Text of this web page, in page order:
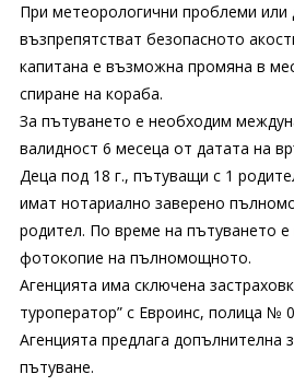
При метеорологични проблеми или
възпрепятстват безопасното
капитана е възможна промяна в
спиране на кораба.
За пътуването е необходим
валидност 6 месеца от датата на
Деца под 18 г., пътуващи с 1
имат нотариално заверено
родител. По време на пътуването
фотокопие на пълномощното.
Агенцията има сключена
туроператор” с Евроинс, полица №
Агенцията предлага допълнителна
пътуване.